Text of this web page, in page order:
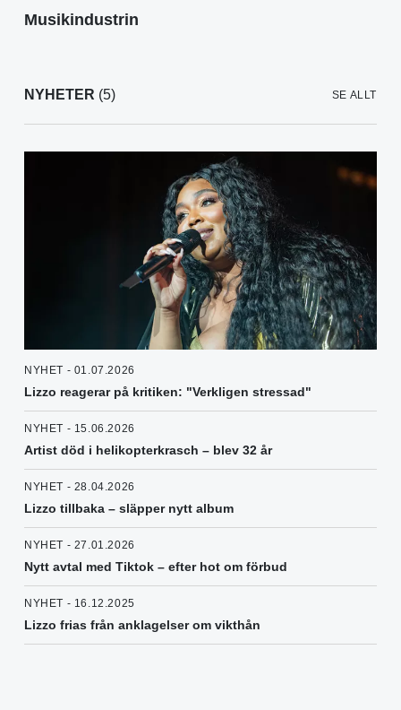
Musikindustrin
NYHETER (5) SE ALLT
NYHET - 01.07.2026
Lizzo reagerar på kritiken: "Verkligen stressad"
NYHET - 15.06.2026
Artist död i helikopterkrasch – blev 32 år
NYHET - 28.04.2026
Lizzo tillbaka – släpper nytt album
NYHET - 27.01.2026
Nytt avtal med Tiktok – efter hot om förbud
NYHET - 16.12.2025
Lizzo frias från anklagelser om vikthån